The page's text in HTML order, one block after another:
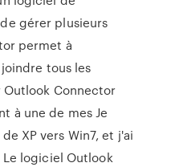
gérer plusieurs
permet à
tous les
Connector
à une de mes Je
XP vers Win7, et j'ai
logiciel Outlook